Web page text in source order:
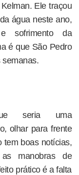
Ele traçou
água neste ano,
sofrimento da
é que São Pedro
semanas.
seria uma
olhar para frente
tem boas notícias,
manobras de
prático é a falta